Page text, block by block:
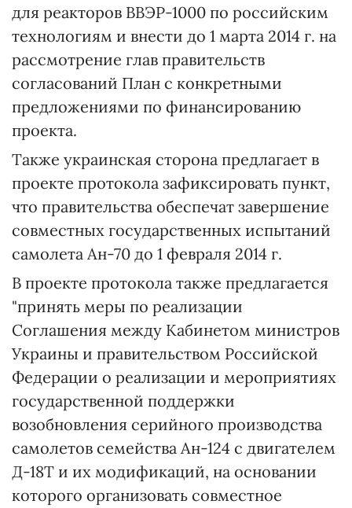
для реакторов ВВЭР-1000 по российским
технологиям и внести до 1 марта 2014 г. на
рассмотрение глав правительств
согласований План с конкретными
предложениями по финансированию
проекта.
Также украинская сторона предлагает в
проекте протокола зафиксировать пункт,
что правительства обеспечат завершение
совместных государственных испытаний
самолета Ан-70 до 1 февраля 2014 г.
В проекте протокола также предлагается
"принять меры по реализации
Соглашения между Кабинетом министров
Украины и правительством Российской
Федерации о реализации и мероприятиях
государственной поддержки
возобновления серийного производства
самолетов семейства Ан-124 с двигателем
Д-18Т и их модификаций, на основании
которого организовать совместное